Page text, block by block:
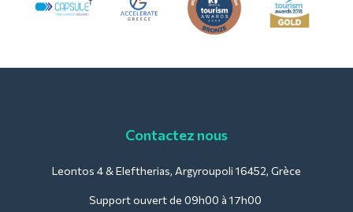
Contactez nous
Leontos 4 & Eleftherias, Argyroupoli 16452, Grèce
Support ouvert de 09h00 à 17h00